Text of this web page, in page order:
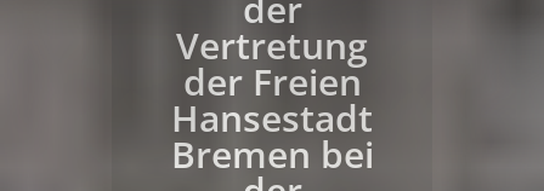
Praktikum in
einer
Landesvertret
ung bei der
Europäischen